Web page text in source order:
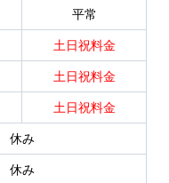
平常
土日祝料金
土日祝料金
土日祝料金
休み
休み